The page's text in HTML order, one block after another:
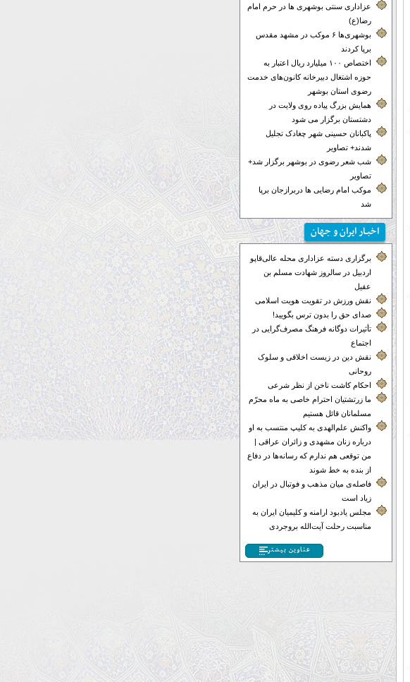
عزاداری سنتی بوشهری ها در حرم امام
رضا(ع)
بوشهری‌ها ۶ موکب در مشهد مقدس
برپا کردند
اختصاص ۱۰۰ میلیارد ریال اعتبار به
حوزه اشتغال دبیرخانه کانون‌های خدمت
رضوی استان بوشهر
همایش بزرگ پیاده روی ولایت در
دشتستان برگزار می شود
پاکبانان حسینی شهر چغادک تجلیل
شدند+ تصاویر
شب شعر رضوی در بوشهر برگزار شد+
تصاویر
موکب‌ امام رضایی ها دربرازجان برپا
شد
اخبـار ایران و جهان
برگزاری دسته عزاداری محله عالی‌قاپو
اردبیل در سالروز شهادت مسلم بن
عقیل
نقش ورزش در تقویت هویت اسلامی
صدای حق را بدون ترس بگویید!
تأثیرات دوگانه فرهنگ مصرف‌گرایی در
اجتماع
نقش دین در زیست اخلاقی و سلوک
روحانی
احکام کاشت ناخن از نظر شرعی
ما زرتشتیان احترام خاصی به ماه محرّم
مسلمانان قائل هستیم
واکنش علم‌الهدی به کلیپ منتسب به او
درباره زنان مشهدی و زائران عراقی |
من توقعی هم ندارم که رسانه‌ها در دفاع
از بنده به خط شوند
فاصله‌ی میان مذهب و فوتبال در ایران
زیاد است
مجلس یادبود ارامنه و کلیمیان ایران به
مناسبت رحلت آیت‌الله بروجردی
عناوین بیشتر